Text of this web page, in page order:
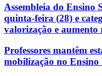
Assembleia do Ensino
quinta-feira (28) e
valorização e aumento
Professores mantêm
mobilização no